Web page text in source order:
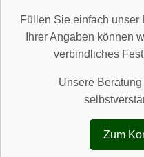
Füllen Sie einfach unser
Ihrer Angaben können
verbindliches
Unsere
Zum